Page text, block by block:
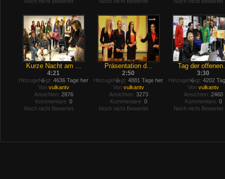
Kurze Nacht am ...
4:21
Hinzugef�gt: 4636 Tage her
Von vulkantv
Ansichten: 2876
Kommentare: 0
Noch nicht Bewertet
Präsentation d...
2:50
Hinzugef�gt: 4881 Tage her
Von vulkantv
Ansichten: 3273
Kommentare: 0
Noch nicht Bewertet
Tag der
3:30
Hinzugef�gt: 4202
Von vulkantv
Ansichten: 2460
Kommentare: 0
Noch nicht Bewertet